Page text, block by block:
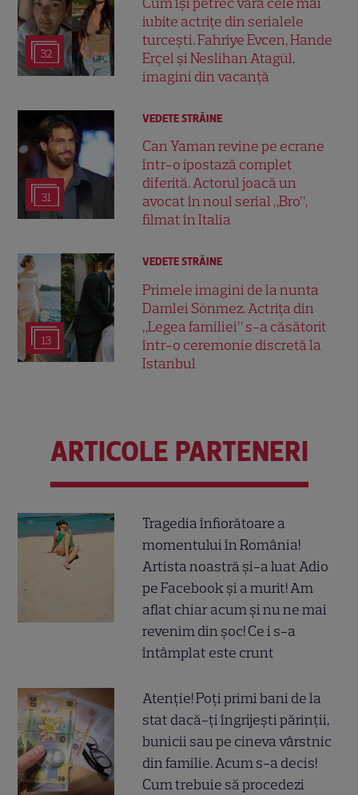
32
iubite actrițe din serialele
turcești. Fahriye Evcen, Hande
Erçel și Neslihan Atagül,
imagini din vacanță
31
VEDETE STRĂINE
Can Yaman revine pe ecrane
într-o ipostază complet
diferită. Actorul joacă un
avocat în noul serial „Bro”,
filmat în Italia
13
VEDETE STRĂINE
Primele imagini de la nunta
Damlei Sönmez. Actrița din
„Legea familiei” s-a căsătorit
într-o ceremonie discretă la
Istanbul
ARTICOLE PARTENERI
Tragedia înfiorătoare a
momentului în România!
Artista noastră și-a luat Adio
pe Facebook și a murit! Am
aflat chiar acum și nu ne mai
revenim din șoc! Ce i s-a
întâmplat este crunt
Atenție! Poți primi bani de la
stat dacă-ți îngrijești părinții,
bunicii sau pe cineva vârstnic
din familie. Acum s-a decis!
Cum trebuie să procedezi